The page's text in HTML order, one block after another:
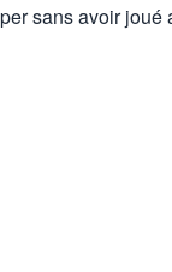
sans avoir joué